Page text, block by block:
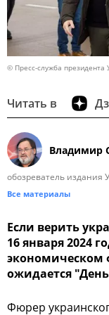
© Пресс-служба президента
Читать в
Владимир
обозреватель издания
Все материалы
Если верить
16 января 2024
экономическом
ожидается
Фюрер